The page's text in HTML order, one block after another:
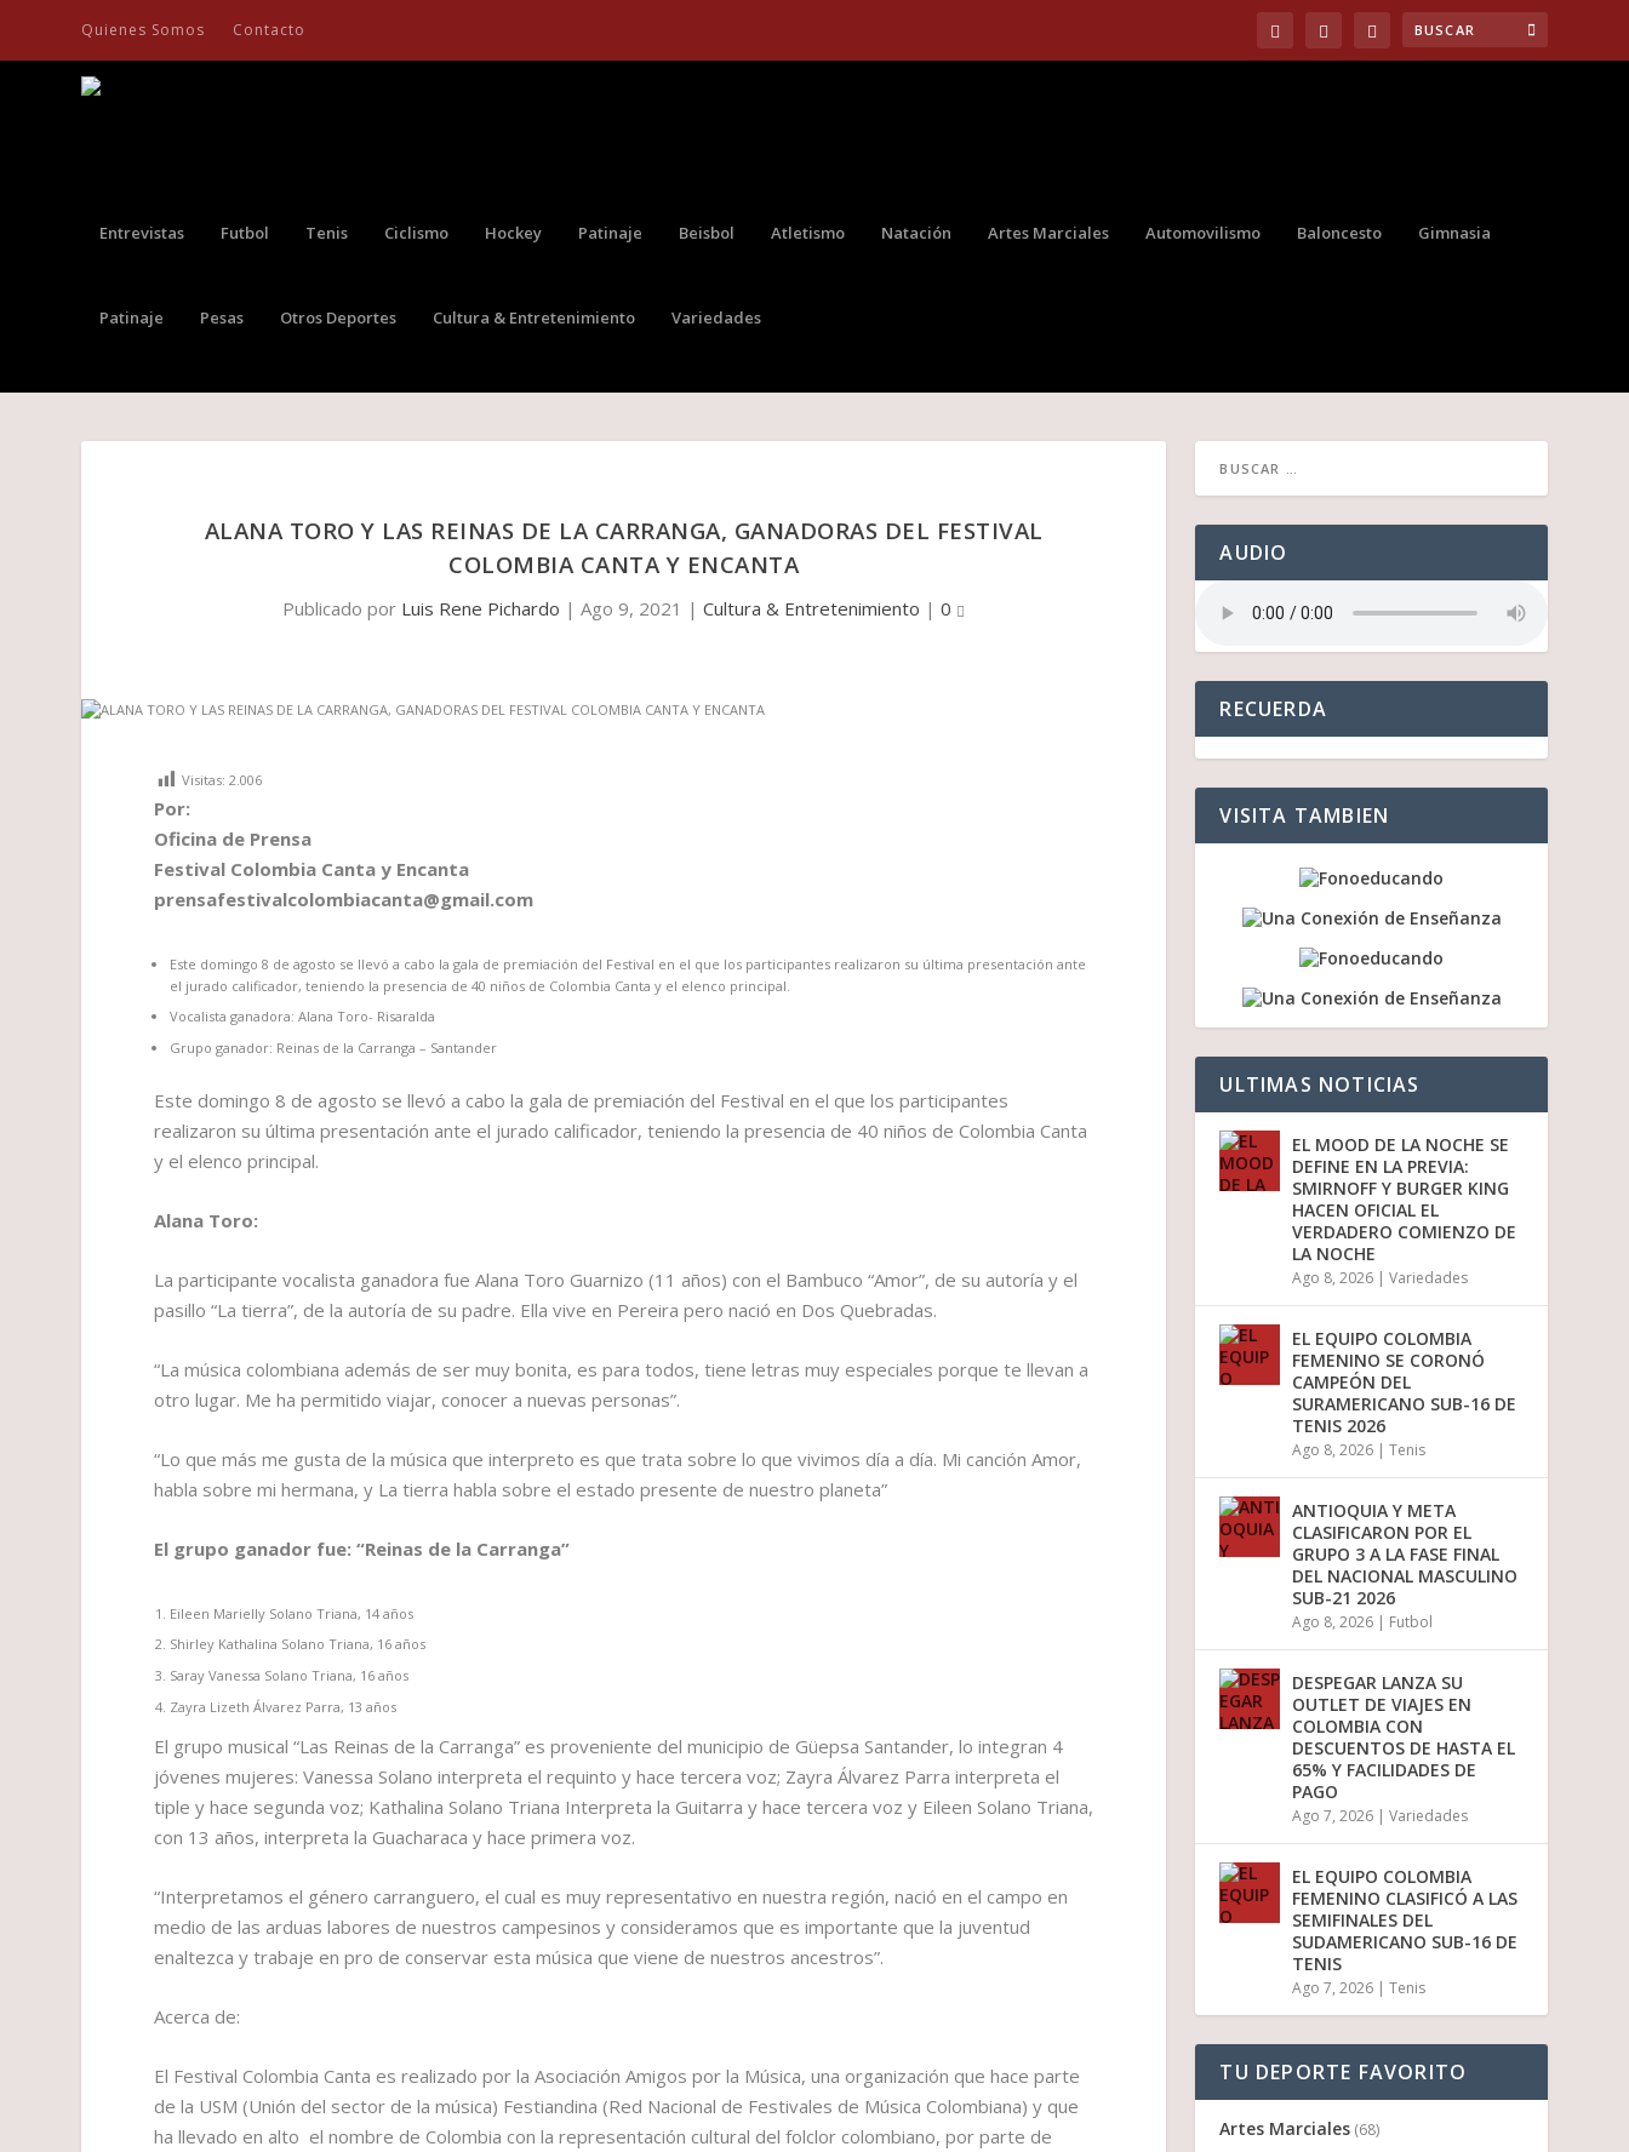
Quienes Somos Contacto
Entrevistas Futbol Tenis Ciclismo Hockey Patinaje Beisbol Atletismo Natación Artes Marciales Automovilismo Baloncesto Gimnasia
Patinaje Pesas Otros Deportes Cultura & Entretenimiento Variedades
ALANA TORO Y LAS REINAS DE LA CARRANGA, GANADORAS DEL FESTIVAL
COLOMBIA CANTA Y ENCANTA
Publicado por Luis Rene Pichardo |Ago 9, 2021 |Cultura & Entretenimiento |0
Visitas: 2.006
Por:
Oficina de Prensa
Festival Colombia Canta y Encanta
prensafestivalcolombiacanta@gmail.com
Este domingo 8 de agosto se llevó a cabo la gala de premiación del Festival en el que los participantes realizaron su última presentación ante
el jurado calificador, teniendo la presencia de 40 niños de Colombia Canta y el elenco principal.
Vocalista ganadora: Alana Toro- Risaralda
Grupo ganador: Reinas de la Carranga – Santander
Este domingo 8 de agosto se llevó a cabo la gala de premiación del Festival en el que los participantes
realizaron su última presentación ante el jurado calificador, teniendo la presencia de 40 niños de Colombia Canta
y el elenco principal.
Alana Toro:
La participante vocalista ganadora fue Alana Toro Guarnizo (11 años) con el Bambuco “Amor”, de su autoría y el
pasillo “La tierra”, de la autoría de su padre. Ella vive en Pereira pero nació en Dos Quebradas.
“La música colombiana además de ser muy bonita, es para todos, tiene letras muy especiales porque te llevan a
otro lugar. Me ha permitido viajar, conocer a nuevas personas”.
“Lo que más me gusta de la música que interpreto es que trata sobre lo que vivimos día a día. Mi canción Amor,
habla sobre mi hermana, y La tierra habla sobre el estado presente de nuestro planeta”
El grupo ganador fue: “Reinas de la Carranga”
Eileen Marielly Solano Triana, 14 años
Shirley Kathalina Solano Triana, 16 años
Saray Vanessa Solano Triana, 16 años
Zayra Lizeth Álvarez Parra, 13 años
El grupo musical “Las Reinas de la Carranga” es proveniente del municipio de Güepsa Santander, lo integran 4
jóvenes mujeres: Vanessa Solano interpreta el requinto y hace tercera voz; Zayra Álvarez Parra interpreta el
tiple y hace segunda voz; Kathalina Solano Triana Interpreta la Guitarra y hace tercera voz y Eileen Solano Triana,
con 13 años, interpreta la Guacharaca y hace primera voz.
“Interpretamos el género carranguero, el cual es muy representativo en nuestra región, nació en el campo en
medio de las arduas labores de nuestros campesinos y consideramos que es importante que la juventud
enaltezca y trabaje en pro de conservar esta música que viene de nuestros ancestros”.
Acerca de:
El Festival Colombia Canta es realizado por la Asociación Amigos por la Música, una organización que hace parte
de la USM (Unión del sector de la música) Festiandina (Red Nacional de Festivales de Música Colombiana) y que
ha llevado en alto el nombre de Colombia con la representación cultural del folclor colombiano, por parte de
AUDIO
RECUERDA
VISITA TAMBIEN
ULTIMAS NOTICIAS
EL MOOD DE LA NOCHE SE
DEFINE EN LA PREVIA:
SMIRNOFF Y BURGER KING
HACEN OFICIAL EL
VERDADERO COMIENZO DE
LA NOCHE
Ago 8, 2026 |Variedades
EL EQUIPO COLOMBIA
FEMENINO SE CORONÓ
CAMPEÓN DEL
SURAMERICANO SUB-16 DE
TENIS 2026
Ago 8, 2026 |Tenis
ANTIOQUIA Y META
CLASIFICARON POR EL
GRUPO 3 A LA FASE FINAL
DEL NACIONAL MASCULINO
SUB-21 2026
Ago 8, 2026 | Futbol
DESPEGAR LANZA SU
OUTLET DE VIAJES EN
COLOMBIA CON
DESCUENTOS DE HASTA EL
65% Y FACILIDADES DE
PAGO
Ago 7, 2026 |Variedades
EL EQUIPO COLOMBIA
FEMENINO CLASIFICÓ A LAS
SEMIFINALES DEL
SUDAMERICANO SUB-16 DE
TENIS
Ago 7, 2026 |Tenis
TU DEPORTE FAVORITO
Artes Marciales (68)